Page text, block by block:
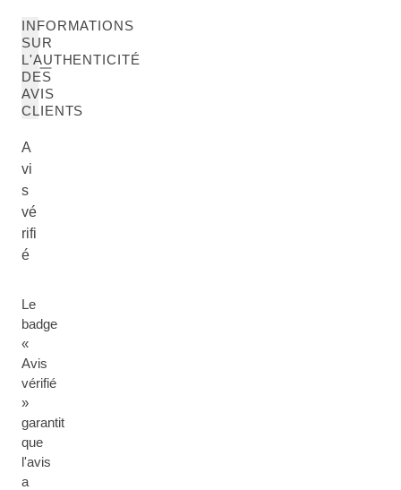
INFORMATIONS
SUR
L'AUTHENTICITÉ
DES
AVIS
CLIENTS
A
vi
s
vé
rifi
é
Le
badge
«
Avis
vérifié
»
garantit
que
l'avis
a